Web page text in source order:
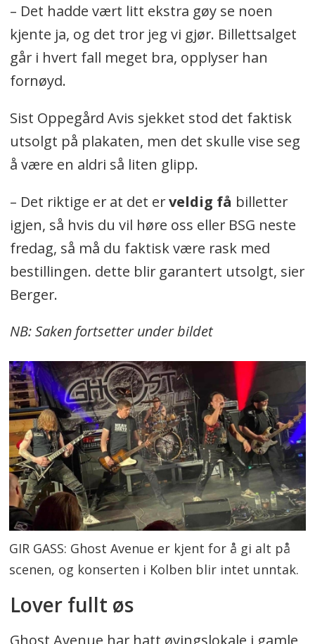
– Det hadde vært litt ekstra gøy se noen
kjente ja, og det tror jeg vi gjør. Billettsalget
går i hvert fall meget bra, opplyser han
fornøyd.
Sist Oppegård Avis sjekket stod det faktisk
utsolgt på plakaten, men det skulle vise seg
å være en aldri så liten glipp.
– Det riktige er at det erveldig få billetter
igjen, så hvis du vil høre oss eller BSG neste
fredag, så må du faktisk være rask med
bestillingen. dette blir garantert utsolgt, sier
Berger.
NB: Saken fortsetter under bildet
GIR GASS: Ghost Avenue er kjent for å gi alt på
scenen, og konserten i Kolben blir intet unntak.
Lover fullt øs